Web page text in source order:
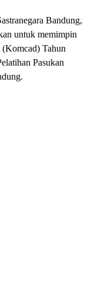
Bandung,
untuk memimpin
(Komcad) Tahun
Pasukan